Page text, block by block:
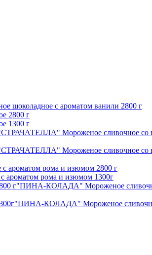
c ароматом ванили 2800 г
2800 г
1300 г
Мороженое сливочное со
Мороженое сливочное со
рома и изюмом 2800 г
рома и изюмом 1300г
"ПИНА-КОЛАДА" Мороженое
"ПИНА-КОЛАДА" Мороженое